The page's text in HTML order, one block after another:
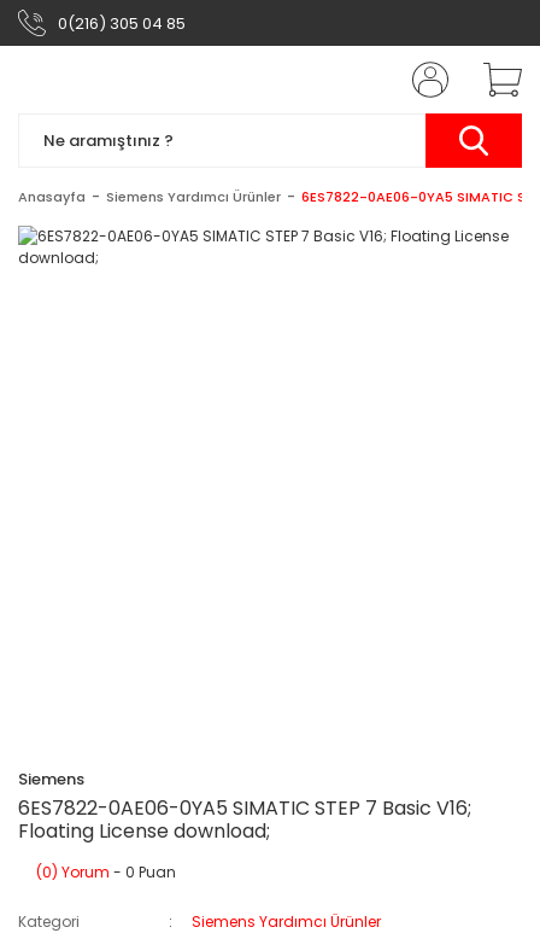
0(216) 305 04 85
Anasayfa Siemens Yardımcı Ürünler 6ES7822-0AE06-0YA5 SIMATIC
Siemens
6ES7822-0AE06-0YA5 SIMATIC STEP 7 Basic V16;
Floating License download;
(0) Yorum - 0 Puan
Kategori
Siemens Yardımcı Ürünler